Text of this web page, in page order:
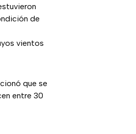
de
vientos
que se
entre 30